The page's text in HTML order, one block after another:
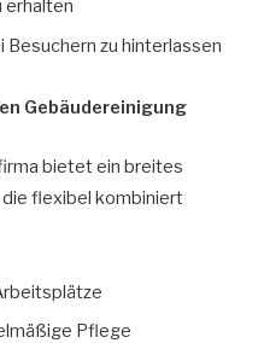
erhalten
zu hinterlassen
Gebäudereinigung
bietet ein breites
flexibel kombiniert
Pflege